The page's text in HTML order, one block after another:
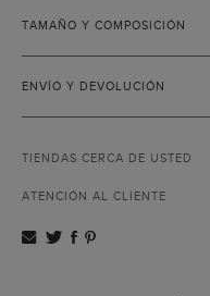
TAMAÑO Y COMPOSICIÓN
ENVÍO Y DEVOLUCIÓN
TIENDAS CERCA DE USTED
ATENCIÓN AL CLIENTE